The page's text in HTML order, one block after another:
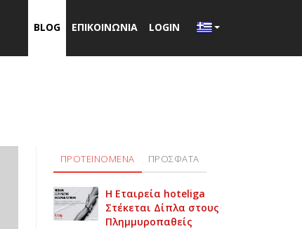
BLOG ΕΠΙΚΟΙΝΩΝΙΑ LOGIN
ΠΡΟΤΕΙΝΟΜΕΝΑ ΠΡΟΣΦΑΤΑ
Η Εταιρεία hoteliga
Στέκεται Δίπλα στους
Πλημμυροπαθείς